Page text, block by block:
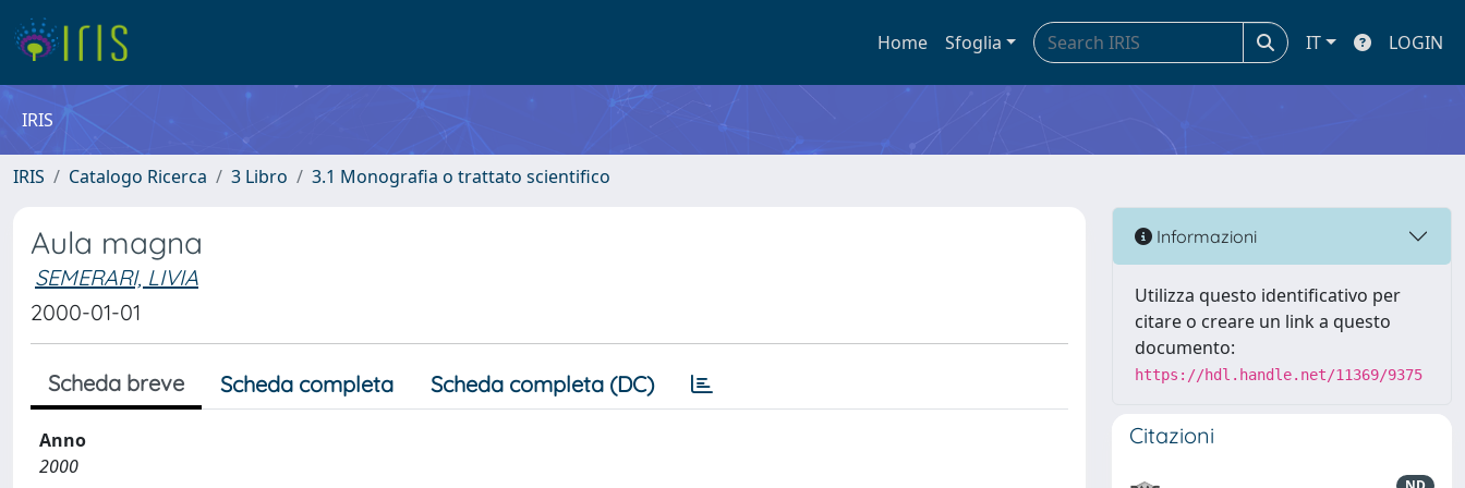
Home Sfoglia IT LOGIN
IRIS
IRIS Catalogo Ricerca 3 Libro 3.1 Monografia o trattato scientifico
Aula magna
SEMERARI, LIVIA
2000-01-01
Scheda breve Scheda completa Scheda completa (DC)
Anno
2000
Informazioni
Utilizza questo identificativo per
citare o creare un link a questo
documento:
https://hdl.handle.net/11369/9375
Citazioni